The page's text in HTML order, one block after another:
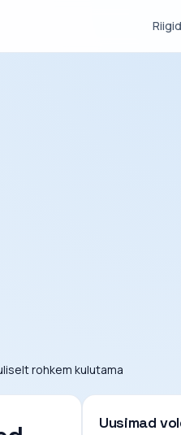
rohkem kulutama
Uusimad